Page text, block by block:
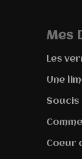
Mes
Les
Une
Soucis
Coeur